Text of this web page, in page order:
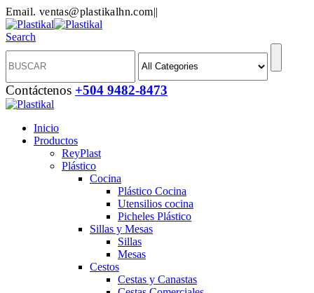
Email. ventas@plastikalhn.com||
Search
Contáctenos +504 9482-8473
Inicio
Productos
ReyPlast
Plástico
Cocina
Plástico Cocina
Utensilios cocina
Picheles Plástico
Sillas y Mesas
Sillas
Mesas
Cestos
Cestas y Canastas